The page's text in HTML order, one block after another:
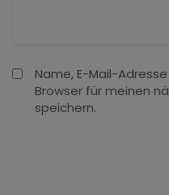
Name, E-Mail-
Browser für meinen
speichern.